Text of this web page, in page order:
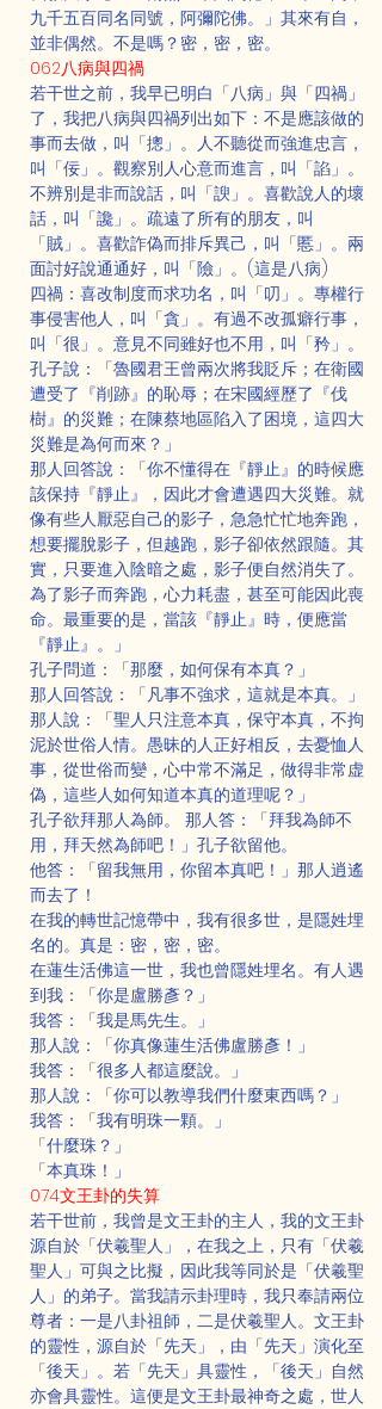
九千五百同名同號，阿彌陀佛。」其來有自，
並非偶然。不是嗎？密，密，密。
062八病與四禍
若干世之前，我早已明白「八病」與「四禍」
了，我把八病與四禍列出如下：不是應該做的
事而去做，叫「摠」。人不聽從而強進忠言，
叫「佞」。觀察別人心意而進言，叫「諂」。
不辨別是非而說話，叫「諛」。喜歡說人的壞
話，叫「讒」。疏遠了所有的朋友，叫
「賊」。喜歡詐偽而排斥異己，叫「慝」。兩
面討好說通通好，叫「險」。(這是八病)
四禍：喜改制度而求功名，叫「叨」。專權行
事侵害他人，叫「貪」。有過不改孤癖行事，
叫「很」。意見不同雖好也不用，叫「矜」。
孔子說：「魯國君王曾兩次將我貶斥；在衛國
遭受了『削跡』的恥辱；在宋國經歷了『伐
樹』的災難；在陳蔡地區陷入了困境，這四大
災難是為何而來？」
那人回答說：「你不懂得在『靜止』的時候應
該保持『靜止』，因此才會遭遇四大災難。就
像有些人厭惡自己的影子，急急忙忙地奔跑，
想要擺脫影子，但越跑，影子卻依然跟隨。其
實，只要進入陰暗之處，影子便自然消失了。
為了影子而奔跑，心力耗盡，甚至可能因此喪
命。最重要的是，當該『靜止』時，便應當
『靜止』。」
孔子問道：「那麼，如何保有本真？」
那人回答說：「凡事不強求，這就是本真。」
那人說：「聖人只注意本真，保守本真，不拘
泥於世俗人情。愚昧的人正好相反，去憂恤人
事，從世俗而變，心中常不滿足，做得非常虚
偽，這些人如何知道本真的道理呢？」
孔子欲拜那人為師。 那人答：「拜我為師不
用，拜天然為師吧！」孔子欲留他。
他答：「留我無用，你留本真吧！」那人逍遙
而去了！
在我的轉世記憶帶中，我有很多世，是隱姓埋
名的。真是：密，密，密。
在蓮生活佛這一世，我也曾隱姓埋名。有人遇
到我：「你是盧勝彥？」
我答：「我是馬先生。」
那人說：「你真像蓮生活佛盧勝彥！」
我答：「很多人都這麼說。」
那人說：「你可以教導我們什麼東西嗎？」
我答：「我有明珠一顆。」
「什麼珠？」
「本真珠！」
074文王卦的失算
若干世前，我曾是文王卦的主人，我的文王卦
源自於「伏羲聖人」，在我之上，只有「伏羲
聖人」可與之比擬，因此我等同於是「伏羲聖
人」的弟子。當我請示卦理時，我只奉請兩位
尊者：一是八卦祖師，二是伏羲聖人。文王卦
的靈性，源自於「先天」，由「先天」演化至
「後天」。若「先天」具靈性，「後天」自然
亦會具靈性。這便是文王卦最神奇之處，世人